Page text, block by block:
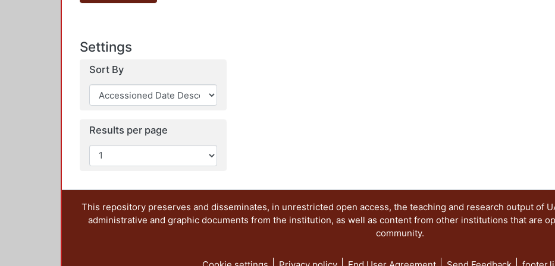
Settings
Sort By
Results per page
This repository preserves and disseminates, in unrestricted open access, the teaching and research output of
administrative and graphic documents from the institution, as well as content from other institutions that are
community.